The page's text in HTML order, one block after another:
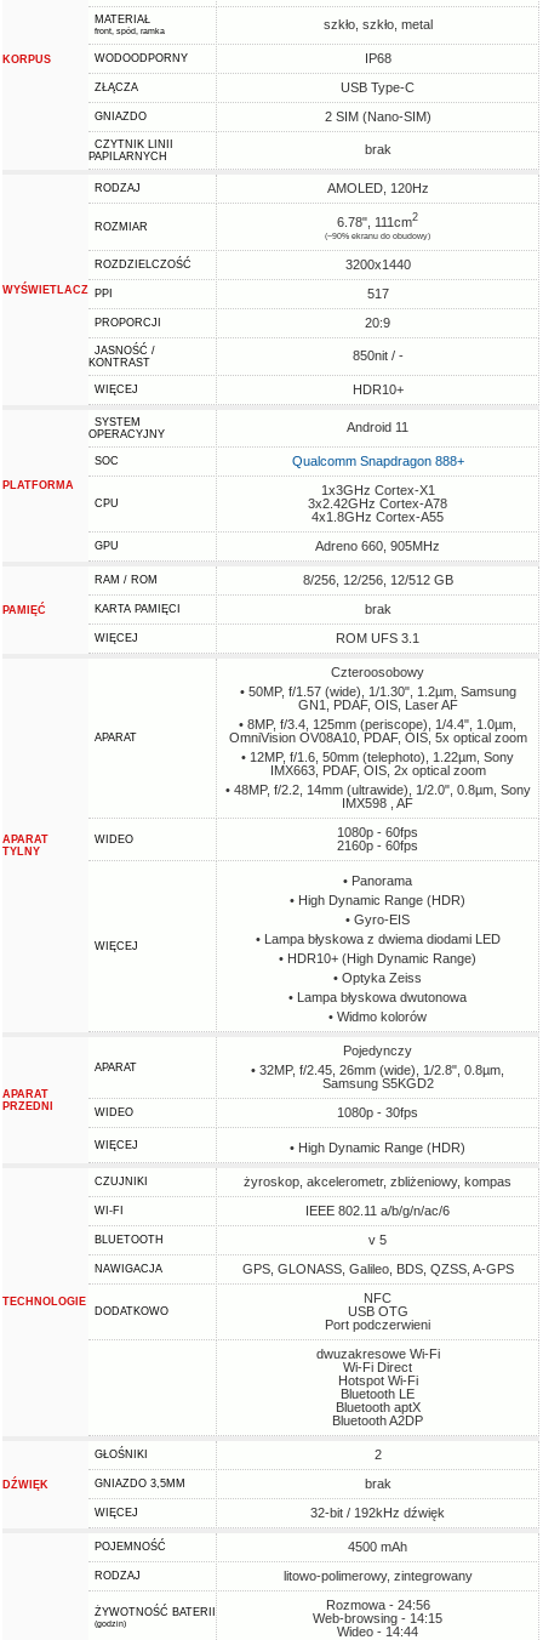
KORPUS
MATERIAŁ
front, spód, ramka szkło, szkło, metal
WODOODPORNY IP68
ZŁĄCZA USB Type-C
GNIAZDO 2 SIM (Nano-SIM)
CZYTNIK LINII
PAPILARNYCH
brak
WYŚWIETLACZ
RODZAJ AMOLED, 120Hz
ROZMIAR 6.78", 111cm2
(~90% ekranu do obudowy)
ROZDZIELCZOŚĆ 3200x1440
PPI 517
PROPORCJI 20:9
JASNOŚĆ /
KONTRAST
850nit / -
WIĘCEJ HDR10+
PLATFORMA
SYSTEM
OPERACYJNY
Android 11
SOC Qualcomm Snapdragon 888+
CPU
1x3GHz Cortex-X1
3x2.42GHz Cortex-A78
4x1.8GHz Cortex-A55
GPU Adreno 660, 905MHz
PAMIĘĆ
RAM / ROM 8/256, 12/256, 12/512 GB
KARTA PAMIĘCI brak
WIĘCEJ ROM UFS 3.1
APARAT
TYLNY
APARAT
Czteroosobowy
• 50MP, f/1.57 (wide), 1/1.30", 1.2µm, Samsung
GN1, PDAF, OIS, Laser AF
• 8MP, f/3.4, 125mm (periscope), 1/4.4", 1.0µm,
OmniVision OV08A10, PDAF, OIS, 5x optical zoom
• 12MP, f/1.6, 50mm (telephoto), 1.22µm, Sony
IMX663, PDAF, OIS, 2x optical zoom
• 48MP, f/2.2, 14mm (ultrawide), 1/2.0", 0.8µm, Sony
IMX598 , AF
WIDEO
1080p - 60fps
2160p - 60fps
WIĘCEJ
• Panorama
• High Dynamic Range (HDR)
• Gyro-EIS
• Lampa błyskowa z dwiema diodami LED
• HDR10+ (High Dynamic Range)
• Optyka Zeiss
• Lampa błyskowa dwutonowa
• Widmo kolorów
APARAT
PRZEDNI
APARAT
Pojedynczy
• 32MP, f/2.45, 26mm (wide), 1/2.8", 0.8µm,
Samsung S5KGD2
WIDEO 1080p - 30fps
WIĘCEJ • High Dynamic Range (HDR)
TECHNOLOGIE
CZUJNIKI żyroskop, akcelerometr, zbliżeniowy, kompas
WI-FI IEEE 802.11 a/b/g/n/ac/6
BLUETOOTH v 5
NAWIGACJA GPS, GLONASS, Galileo, BDS, QZSS, A-GPS
DODATKOWO
NFC
USB OTG
Port podczerwieni
dwuzakresowe Wi-Fi
Wi-Fi Direct
Hotspot Wi-Fi
Bluetooth LE
Bluetooth aptX
Bluetooth A2DP
DŹWIĘK
GŁOŚNIKI 2
GNIAZDO 3,5MM brak
WIĘCEJ 32-bit / 192kHz dźwięk
POJEMNOŚĆ 4500 mAh
RODZAJ litowo-polimerowy, zintegrowany
ŻYWOTNOŚĆ BATERII
(godzin)
Rozmowa - 24:56
Web-browsing - 14:15
Wideo - 14:44